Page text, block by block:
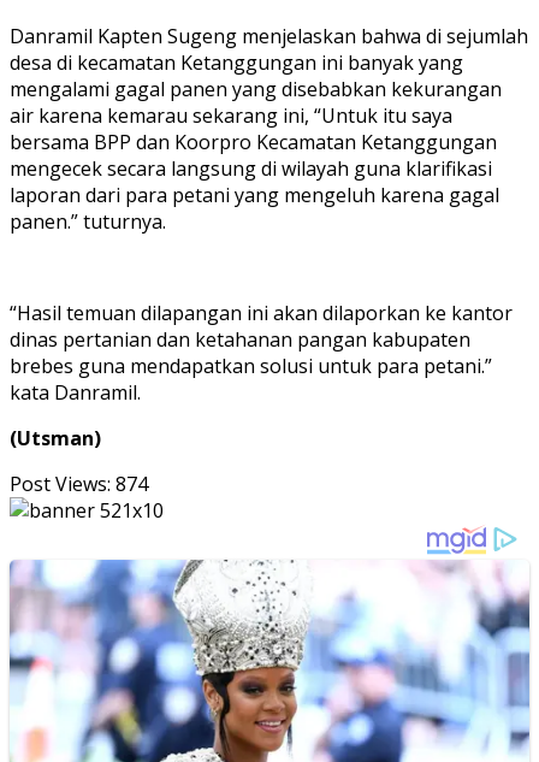
Danramil Kapten Sugeng menjelaskan bahwa di sejumlah
desa di kecamatan Ketanggungan ini banyak yang
mengalami gagal panen yang disebabkan kekurangan
air karena kemarau sekarang ini, “Untuk itu saya
bersama BPP dan Koorpro Kecamatan Ketanggungan
mengecek secara langsung di wilayah guna klarifikasi
laporan dari para petani yang mengeluh karena gagal
panen.” tuturnya.
“Hasil temuan dilapangan ini akan dilaporkan ke kantor
dinas pertanian dan ketahanan pangan kabupaten
brebes guna mendapatkan solusi untuk para petani.”
kata Danramil.
(Utsman)
Post Views: 874